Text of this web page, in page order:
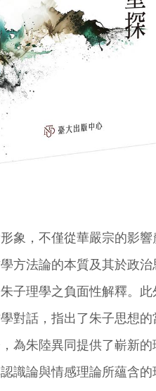
象，不僅從華嚴宗的影
方法論的本質及其於政
子理學之負面性解釋。
對話，指出了朱子思想
為朱陸異同提供了嶄新
識論與情感理論所蘊含